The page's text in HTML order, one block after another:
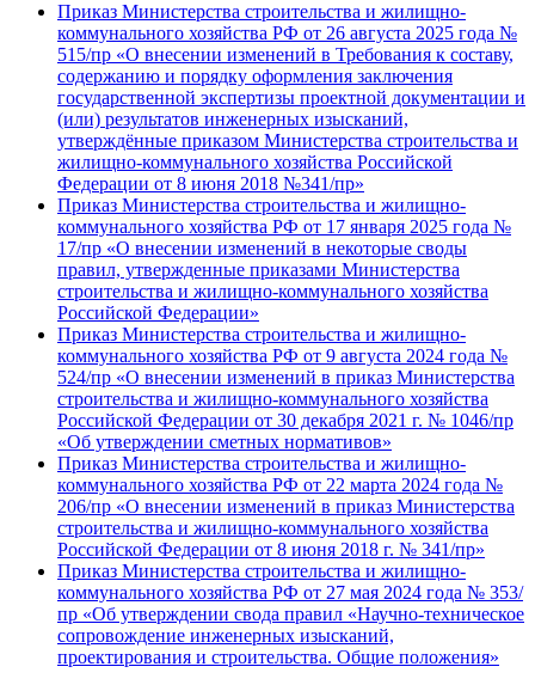
Приказ Министерства строительства и жилищно-
коммунального хозяйства РФ от 26 августа 2025 года №
515/пр «О внесении изменений в Требования к составу,
содержанию и порядку оформления заключения
государственной экспертизы проектной документации и
(или) результатов инженерных изысканий,
утверждённые приказом Министерства строительства и
жилищно-коммунального хозяйства Российской
Федерации от 8 июня 2018 №341/пр»
Приказ Министерства строительства и жилищно-
коммунального хозяйства РФ от 17 января 2025 года №
17/пр «О внесении изменений в некоторые своды
правил, утвержденные приказами Министерства
строительства и жилищно-коммунального хозяйства
Российской Федерации»
Приказ Министерства строительства и жилищно-
коммунального хозяйства РФ от 9 августа 2024 года №
524/пр «О внесении изменений в приказ Министерства
строительства и жилищно-коммунального хозяйства
Российской Федерации от 30 декабря 2021 г. № 1046/пр
«Об утверждении сметных нормативов»
Приказ Министерства строительства и жилищно-
коммунального хозяйства РФ от 22 марта 2024 года №
206/пр «О внесении изменений в приказ Министерства
строительства и жилищно-коммунального хозяйства
Российской Федерации от 8 июня 2018 г. № 341/пр»
Приказ Министерства строительства и жилищно-
коммунального хозяйства РФ от 27 мая 2024 года № 353/
пр «Об утверждении свода правил «Научно-техническое
сопровождение инженерных изысканий,
проектирования и строительства. Общие положения»